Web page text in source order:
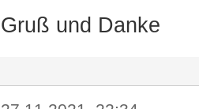
Gruß und Danke